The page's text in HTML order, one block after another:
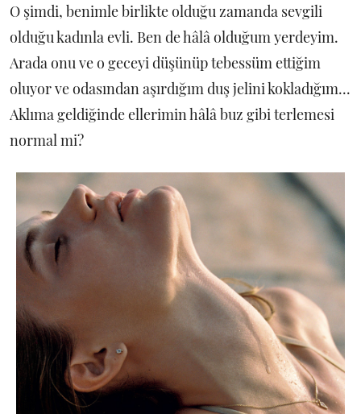
O şimdi, benimle birlikte olduğu zamanda sevgili
olduğu kadınla evli. Ben de hâlâ olduğum yerdeyim.
Arada onu ve o geceyi düşünüp tebessüm ettiğim
oluyor ve odasından aşırdığım duş jelini kokladığım...
Aklıma geldiğinde ellerimin hâlâ buz gibi terlemesi
normal mi?